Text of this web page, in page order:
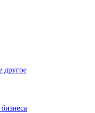
другое